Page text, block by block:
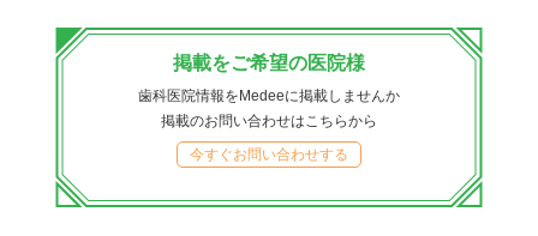
掲載をご希望の医院様
歯科医院情報をMedeeに掲載しませんか
掲載のお問い合わせはこちらから
今すぐお問い合わせする